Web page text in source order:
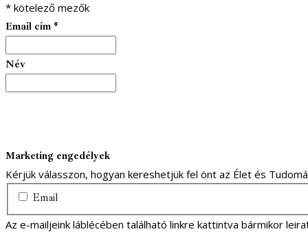
* kötelező mezők
Email cím *
Név
Marketing engedélyek
Kérjük válasszon, hogyan kereshetjük fel önt az Élet és
Email
Az e-mailjeink láblécében található linkre kattintva bármikor